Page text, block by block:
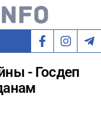
- Госдеп